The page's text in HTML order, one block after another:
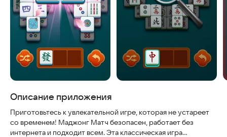
Описание приложения
Приготовьтесь к увлекательной игре, которая не устареет
со временем! Маджонг Матч безопасен, работает без
интернета и подходит всем. Эта классическая игра